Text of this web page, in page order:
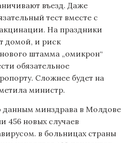
въезд. Даже
тест вместе с
На праздники
домой, и риск
штамма „омикрон“
обязательное
Сложнее будет на
министр.
данным минздрава в Молдове
456 новых случаев
в больницах страны